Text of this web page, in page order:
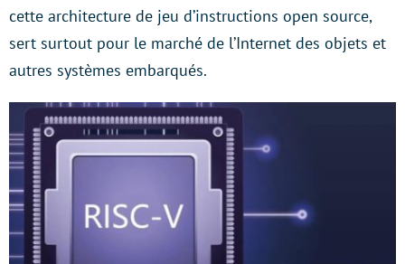
cette architecture de jeu d’instructions open source,
sert surtout pour le marché de l’Internet des objets et
autres systèmes embarqués.